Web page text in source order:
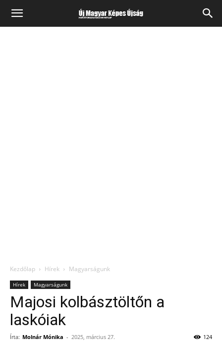
Kezdőlap Hírek Magyarságunk
Hírek Magyarságunk
Majosi kolbásztöltőn a
laskóiak
Írta: Molnár Mónika - 2025, március 27. 124